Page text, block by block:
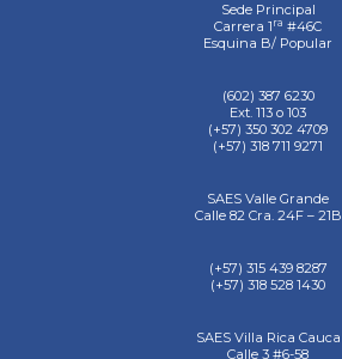
Sede Principal
Carrera 1 ra #46C
Esquina B/ Popular
(602) 387 6230
Ext. 113 o 103
(+57) 350 302 4709
(+57) 318 711 9271
SAES Valle Grande
Calle 82 Cra. 24F – 21B
(+57) 315 439 8287
(+57) 318 528 1430
SAES Villa Rica Cauca
Calle 3 #6-58